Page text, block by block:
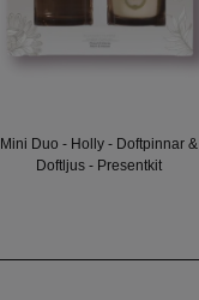
Mini Duo - Holly - Doftpinnar &
Doftljus - Presentkit